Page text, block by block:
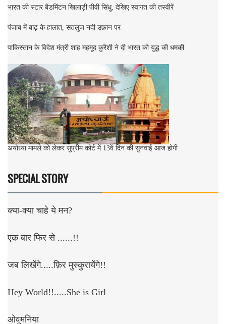
भारत की स्टार बैडमिंटन खिलाड़ी पीवी सिंधु, देखिए स्वागत की तस्वीरें
पंजाब में बाढ़ के हालात, सतलुज नदी उफ़ान पर
पाकिस्तान के विदेश मंत्री शाह महमूद कुरैशी ने दी भारत को युद्ध की धमकी
अयोध्या मामले को लेकर सुप्रीम कोर्ट में 13वें दिन की सुनवाई आज होगी
SPECIAL STORY
क्या-क्या चाहे ये मन?
एक बार फिर से ......!!
जब लिखेंगे.....फ़िर मुस्कुरायेंगे!!
Hey World!!.....She is Girl
ओवुमनिया